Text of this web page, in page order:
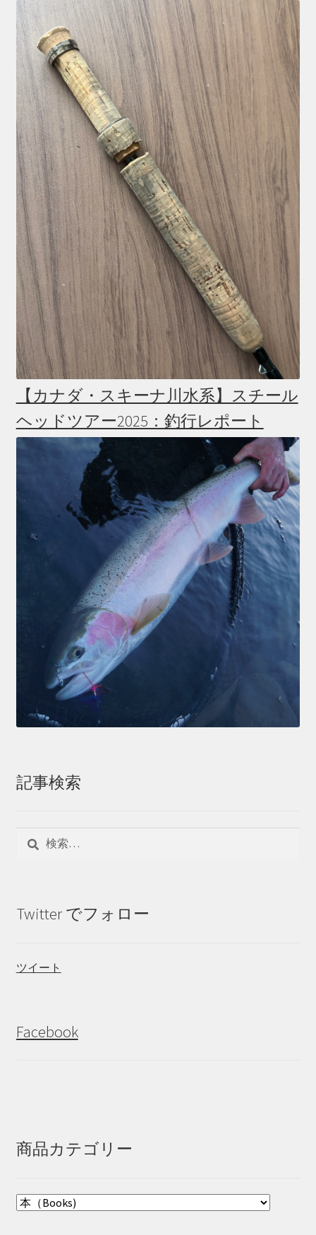
【カナダ・スキーナ川水系】スチール
ヘッドツアー2025：釣行レポート
記事検索
Twitter でフォロー
ツイート
Facebook
商品カテゴリー